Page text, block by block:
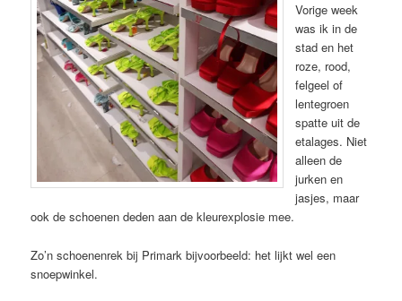
Vorige week
was ik in de
stad en het
roze, rood,
felgeel of
lentegroen
spatte uit de
etalages. Niet
alleen de
jurken en
jasjes, maar
ook de schoenen deden aan de kleurexplosie mee.
Zo’n schoenenrek bij Primark bijvoorbeeld: het lijkt wel een
snoepwinkel.